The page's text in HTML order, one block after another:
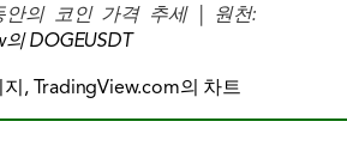
안의 코인 가격 추세 | 원천:
DOGEUSDT
, TradingView.com의 차트